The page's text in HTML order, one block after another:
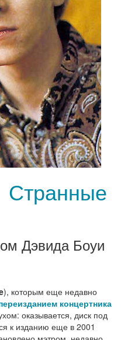
Странные
Дэвида Боуи
), которым еще недавно
концертника
оказывается, диск под
к изданию еще в 2001